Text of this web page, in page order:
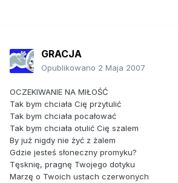
GRACJA
Opublikowano 2 Maja 2007
OCZEKIWANIE NA MIŁOŚĆ
Tak bym chciała Cię przytulić
Tak bym chciała pocałować
Tak bym chciała otulić Cię szalem
By już nigdy nie żyć z żalem
Gdzie jesteś słoneczny promyku?
Tęsknię, pragnę Twojego dotyku
Marzę o Twoich ustach czerwonych